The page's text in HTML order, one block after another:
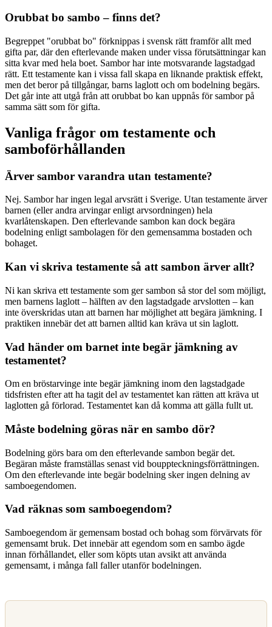
Orubbat bo sambo – finns det?
Begreppet "orubbat bo" förknippas i svensk rätt framför allt med
gifta par, där den efterlevande maken under vissa förutsättningar kan
sitta kvar med hela boet. Sambor har inte motsvarande lagstadgad
rätt. Ett testamente kan i vissa fall skapa en liknande praktisk effekt,
men det beror på tillgångar, barns laglott och om bodelning begärs.
Det går inte att utgå från att orubbat bo kan uppnås för sambor på
samma sätt som för gifta.
Vanliga frågor om testamente och
samboförhållanden
Ärver sambor varandra utan testamente?
Nej. Sambor har ingen legal arvsrätt i Sverige. Utan testamente ärver
barnen (eller andra arvingar enligt arvsordningen) hela
kvarlåtenskapen. Den efterlevande sambon kan dock begära
bodelning enligt sambolagen för den gemensamma bostaden och
bohaget.
Kan vi skriva testamente så att sambon ärver allt?
Ni kan skriva ett testamente som ger sambon så stor del som möjligt,
men barnens laglott – hälften av den lagstadgade arvslotten – kan
inte överskridas utan att barnen har möjlighet att begära jämkning. I
praktiken innebär det att barnen alltid kan kräva ut sin laglott.
Vad händer om barnet inte begär jämkning av
testamentet?
Om en bröstarvinge inte begär jämkning inom den lagstadgade
tidsfristen efter att ha tagit del av testamentet kan rätten att kräva ut
laglotten gå förlorad. Testamentet kan då komma att gälla fullt ut.
Måste bodelning göras när en sambo dör?
Bodelning görs bara om den efterlevande sambon begär det.
Begäran måste framställas senast vid bouppteckningsförrättningen.
Om den efterlevande inte begär bodelning sker ingen delning av
samboegendomen.
Vad räknas som samboegendom?
Samboegendom är gemensam bostad och bohag som förvärvats för
gemensamt bruk. Det innebär att egendom som en sambo ägde
innan förhållandet, eller som köpts utan avsikt att använda
gemensamt, i många fall faller utanför bodelningen.